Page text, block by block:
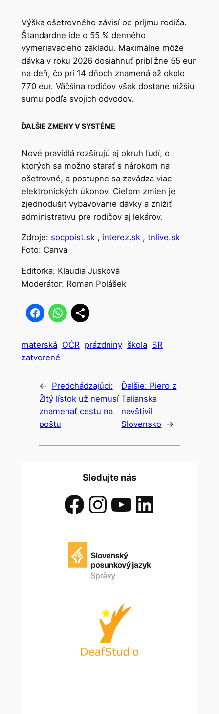
Výška ošetrovného závisí od príjmu rodiča.
Štandardne ide o 55 % denného
vymeriavacieho základu. Maximálne môže
dávka v roku 2026 dosiahnuť približne 55 eur
na deň, čo pri 14 dňoch znamená až okolo
770 eur. Väčšina rodičov však dostane nižšiu
sumu podľa svojich odvodov.
ĎALŠIE ZMENY V SYSTÉME
Nové pravidlá rozširujú aj okruh ľudí, o
ktorých sa možno starať s nárokom na
ošetrovné, a postupne sa zavádza viac
elektronických úkonov. Cieľom zmien je
zjednodušiť vybavovanie dávky a znížiť
administratívu pre rodičov aj lekárov.
Zdroje: socpoist.sk, interez.sk, tnlive.sk
Foto: Canva
Editorka: Klaudia Jusková
Moderátor: Roman Polášek
materská OČR prázdniny škola SR
zatvorené
←
Predchádzajúci:
Žltý lístok už nemusí
znamenať cestu na
poštu
Ďalšie: Piero z
Talianska
navštívil
Slovensko →
Sledujte nás
Facebook InstagramYouTube LinkedIn